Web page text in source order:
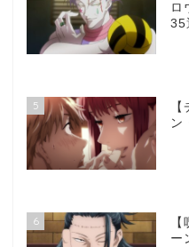
ロ
35
5
ン
6
ー